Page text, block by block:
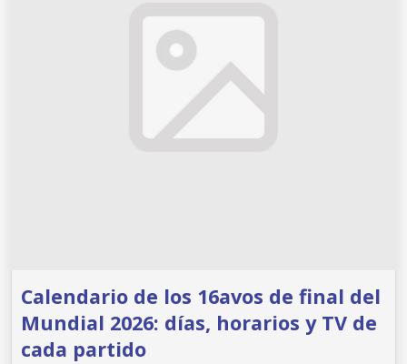
Calendario de los 16avos de final del
Mundial 2026: días, horarios y TV de
cada partido